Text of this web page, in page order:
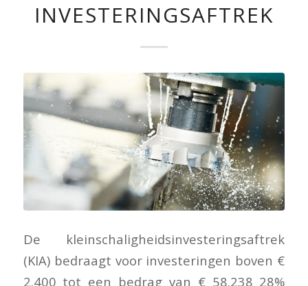
INVESTERINGSAFTREK
De kleinschaligheidsinvesteringsaftrek
(KIA) bedraagt voor investeringen boven €
2.400 tot een bedrag van € 58.238 28%